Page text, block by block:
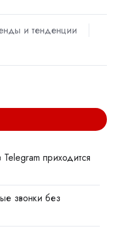
и тенденции
приходится
звонки без